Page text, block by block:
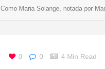
Como Maria Solange, notada por
0 0 4 Min Read